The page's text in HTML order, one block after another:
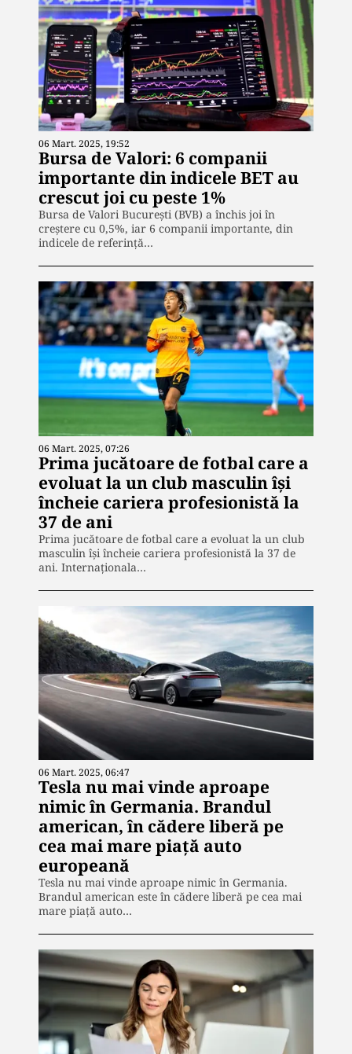
06 Mart. 2025, 19:52
Bursa de Valori: 6 companii
importante din indicele BET au
crescut joi cu peste 1%
Bursa de Valori Bucureşti (BVB) a închis joi în
creştere cu 0,5%, iar 6 companii importante, din
indicele de referinţă…
06 Mart. 2025, 07:26
Prima jucătoare de fotbal care a
evoluat la un club masculin îşi
încheie cariera profesionistă la
37 de ani
Prima jucătoare de fotbal care a evoluat la un club
masculin îşi încheie cariera profesionistă la 37 de
ani. Internaţionala…
06 Mart. 2025, 06:47
Tesla nu mai vinde aproape
nimic în Germania. Brandul
american, în cădere liberă pe
cea mai mare piaţă auto
europeană
Tesla nu mai vinde aproape nimic în Germania.
Brandul american este în cădere liberă pe cea mai
mare piaţă auto…